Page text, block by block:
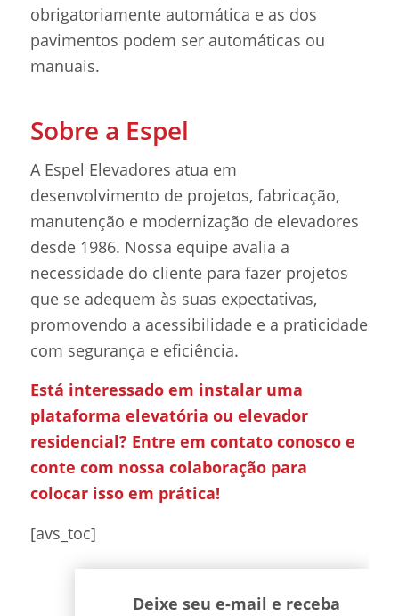
obrigatoriamente automática e as dos
pavimentos podem ser automáticas ou
manuais.
Sobre a Espel
A Espel Elevadores atua em
desenvolvimento de projetos, fabricação,
manutenção e modernização de elevadores
desde 1986. Nossa equipe avalia a
necessidade do cliente para fazer projetos
que se adequem às suas expectativas,
promovendo a acessibilidade e a praticidade
com segurança e eficiência.
Está interessado em instalar uma
plataforma elevatória ou elevador
residencial? Entre em contato conosco e
conte com nossa colaboração para
colocar isso em prática!
[avs_toc]
Deixe seu e-mail e receba